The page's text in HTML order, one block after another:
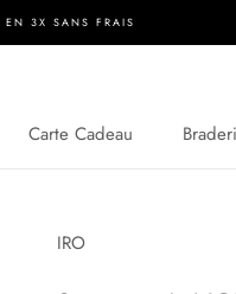
EN 3X SANS FRAIS
Carte Cadeau
IRO